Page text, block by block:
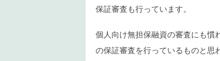
保証審査も行っています。
個人向け無担保融資の審査にも慣
の保証審査を行っているものと思